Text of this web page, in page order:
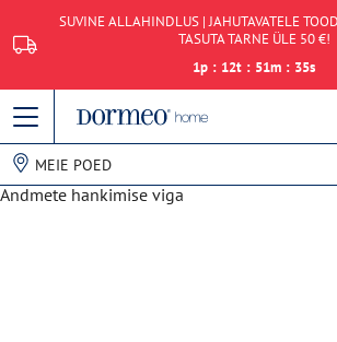
SUVINE ALLAHINDLUS | JAHUTAVATELE
TASUTA TARNE ÜLE 50 €!
1p : 12t : 51m : 35s
MEIE POED
Andmete hankimise viga